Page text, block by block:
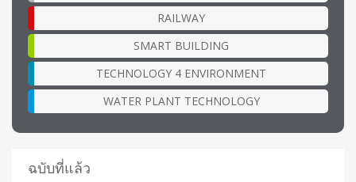
RAILWAY
SMART BUILDING
TECHNOLOGY 4 ENVIRONMENT
WATER PLANT TECHNOLOGY
ฉบับที่แล้ว